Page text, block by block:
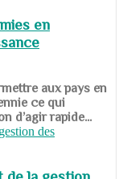
en
aux pays en
ce qui
d’agir rapide...